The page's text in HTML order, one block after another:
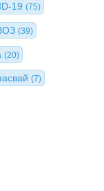
19 (75)
(39)
(20)
(7)